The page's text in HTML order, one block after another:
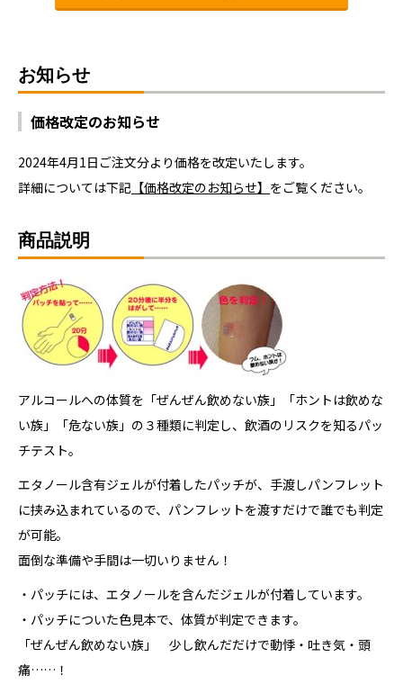
お知らせ
価格改定のお知らせ
2024年4月1日ご注文分より価格を改定いたします。
詳細については下記 【価格改定のお知らせ】 をご覧ください。
商品説明
アルコールへの体質を「ぜんぜん飲めない族」「ホントは飲めな
い族」「危ない族」の３種類に判定し、飲酒のリスクを知るパッ
チテスト。
エタノール含有ジェルが付着したパッチが、手渡しパンフレット
に挟み込まれているので、パンフレットを渡すだけで誰でも判定
が可能。
面倒な準備や手間は一切いりません！
・パッチには、エタノールを含んだジェルが付着しています。
・パッチについた色見本で、体質が判定できます。
「ぜんぜん飲めない族」 少し飲んだだけで動悸・吐き気・頭
痛……！